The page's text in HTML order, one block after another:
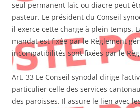
seul permanent laïc ou diacre peut
pasteur. Le président du Conseil
il exerce cette charge à plein temps.
mandat est fixée par le Règlement
incompatibilités sont fixées par le
Art. 33 Le Conseil synodal dirige
particulier celle des services
des paroisses. Il assure le lien avec